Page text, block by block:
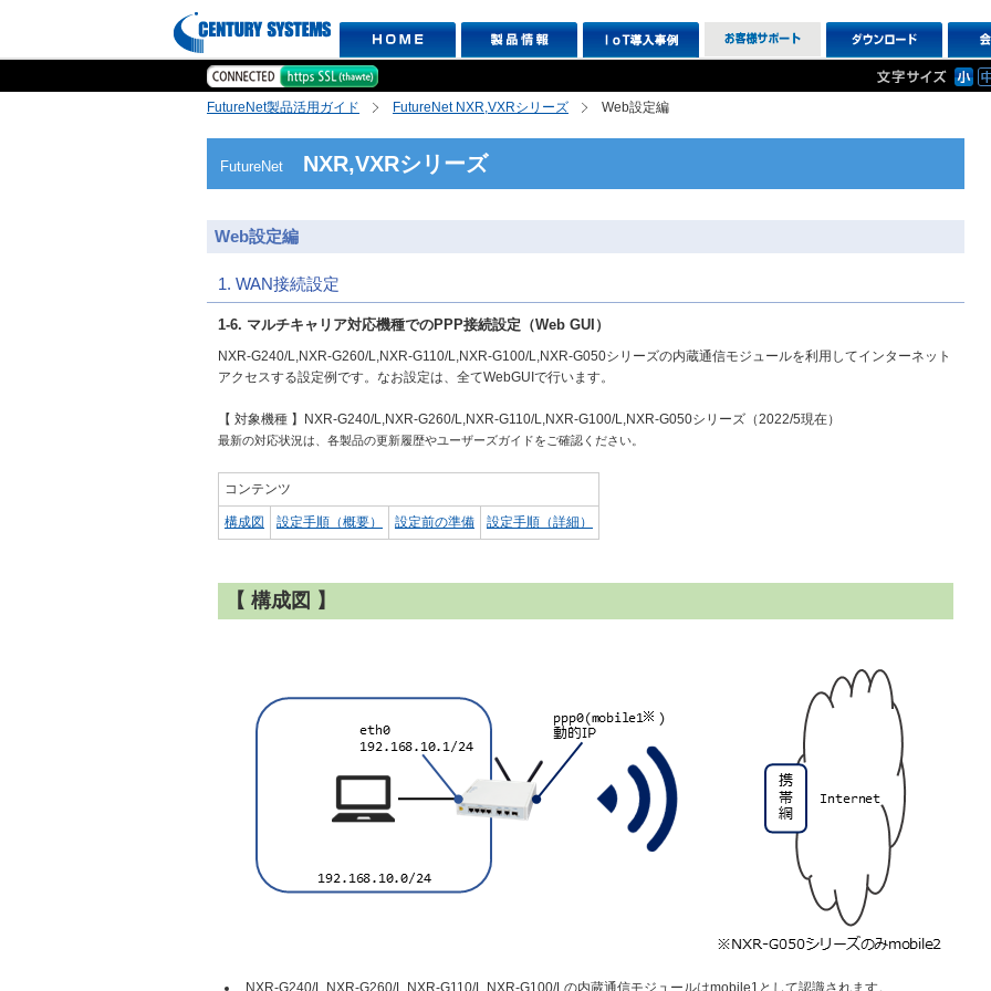
FutureNet製品活用ガイド FutureNet NXR,VXRシリーズ Web設定編
FutureNet NXR,VXRシリーズ
Web設定編
1. WAN接続設定
1-6. マルチキャリア対応機種でのPPP接続設定（Web GUI）
NXR-G240/L,NXR-G260/L,NXR-G110/L,NXR-G100/L,NXR-G050シリーズの内蔵通信モジュールを利用してインターネット
アクセスする設定例です。なお設定は、全てWebGUIで行います。
【 対象機種 】NXR-G240/L,NXR-G260/L,NXR-G110/L,NXR-G100/L,NXR-G050シリーズ（2022/5現在）
最新の対応状況は、各製品の更新履歴やユーザーズガイドをご確認ください。
コンテンツ
構成図 設定手順（概要） 設定前の準備 設定手順（詳細）
【 構成図 】
NXR-G240/L,NXR-G260/L,NXR-G110/L,NXR-G100/Lの内蔵通信モジュールはmobile1として認識されます。